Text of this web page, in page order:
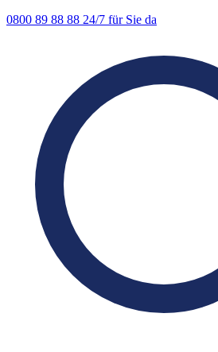
0800 89 88 88 24/7 für Sie da